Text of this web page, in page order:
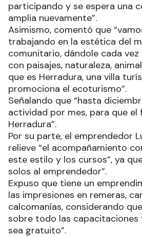
participando y se espera una
amplia nuevamente”.
Asimismo, comentó que
trabajando en la estética del
comunitario, dándole cada
con paisajes, naturaleza,
que es Herradura, una villa
promociona el ecoturismo”.
Señalando que “hasta
actividad por mes, para que
Herradura”.
Por su parte, el emprendedor
relieve “el acompañamiento
este estilo y los cursos”, ya
solos al emprendedor”.
Expuso que tiene un
las impresiones en remeras,
calcomanías, considerando
sobre todo las capacitaciones
sea gratuito”.